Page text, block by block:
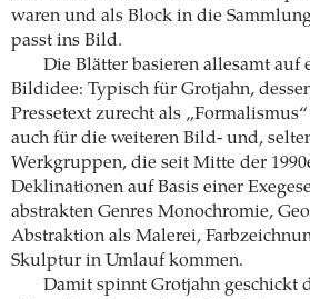
waren und als Block in die
passt ins Bild.
Die Blätter basieren allesamt auf
Bildidee: Typisch für Grotjahn,
Pressetext zurecht als
auch für die weiteren Bild- und,
Werkgruppen, die seit Mitte der
Deklinationen auf Basis einer
abstrakten Genres Monochromie,
Abstraktion als Malerei,
Skulptur in Umlauf kommen.
Damit spinnt Grotjahn geschickt